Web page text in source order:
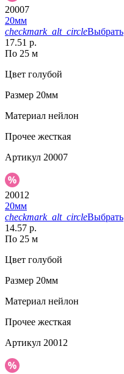
20007
20мм
checkmark_alt_circleВыбрать
17.51 р.
По 25 м
Цвет голубой
Размер 20мм
Материал нейлон
Прочее жесткая
Артикул 20007
20012
20мм
checkmark_alt_circleВыбрать
14.57 р.
По 25 м
Цвет голубой
Размер 20мм
Материал нейлон
Прочее жесткая
Артикул 20012